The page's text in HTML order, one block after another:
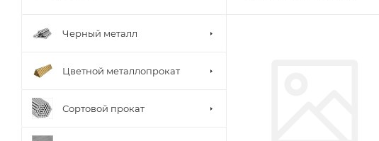
Черный металл
Цветной металлопрокат
Сортовой прокат